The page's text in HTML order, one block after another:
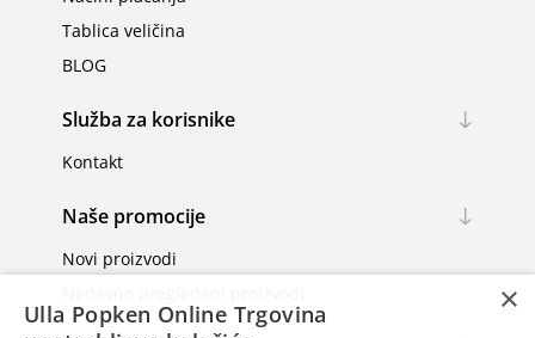
Tablica veličina
BLOG
Služba za korisnike
Kontakt
Naše promocije
Novi proizvodi
×
Ulla Popken Online Trgovina